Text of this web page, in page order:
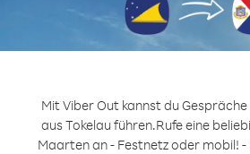
Mit Viber Out kannst du
aus Tokelau führen.Rufe eine
Maarten an - Festnetz oder mobil! -